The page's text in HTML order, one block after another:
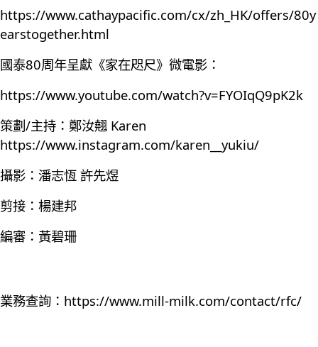
https://www.cathaypacific.com/cx/zh_HK/offers/80y
earstogether.html
國泰80周年呈獻《家在咫尺》微電影：
https://www.youtube.com/watch?v=FYOIqQ9pK2k
策劃/主持：鄭汝翹 Karen
https://www.instagram.com/karen__yukiu/
攝影：潘志恆 許先煜
剪接：楊建邦
編審：黃碧珊
業務查詢： https://www.mill-milk.com/contact/rfc/